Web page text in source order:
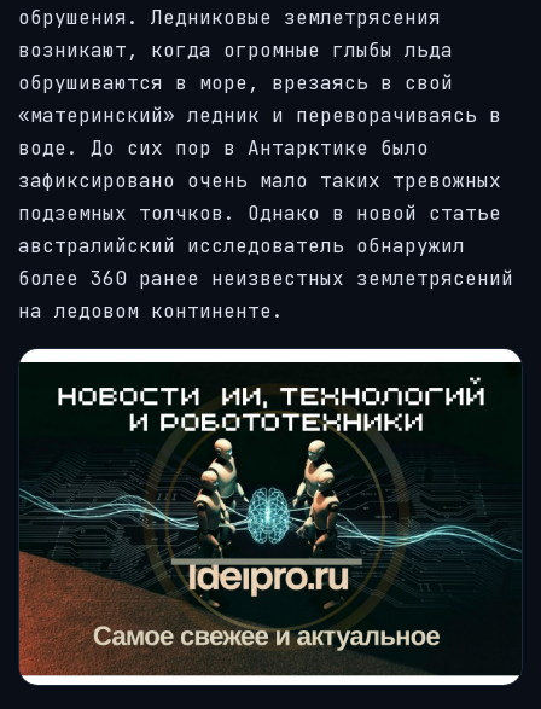
обрушения. Ледниковые землетрясения
возникают, когда огромные глыбы льда
обрушиваются в море, врезаясь в свой
«материнский» ледник и переворачиваясь в
воде. До сих пор в Антарктике было
зафиксировано очень мало таких тревожных
подземных толчков. Однако в новой статье
австралийский исследователь обнаружил
более 360 ранее неизвестных землетрясений
на ледовом континенте.